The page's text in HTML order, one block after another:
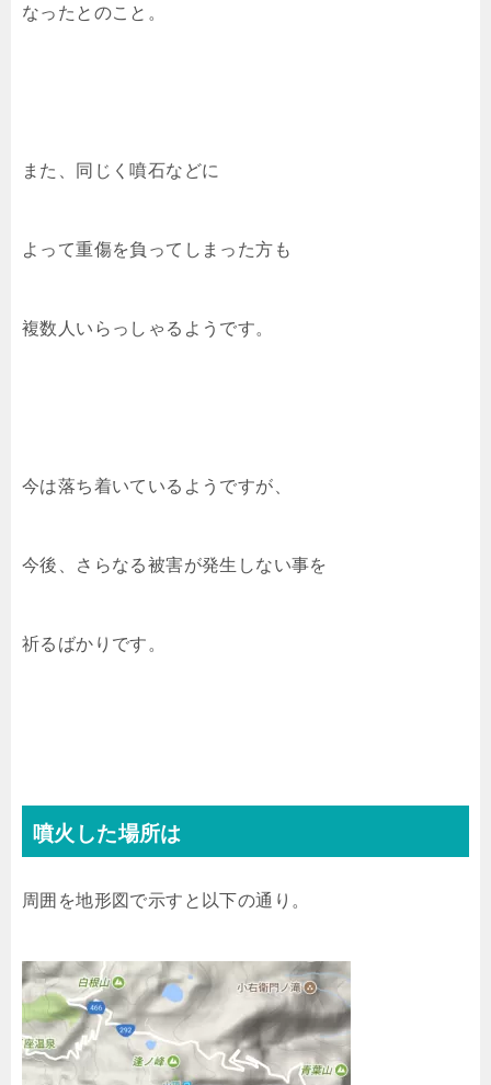
なったとのこと。
また、同じく噴石などに
よって重傷を負ってしまった方も
複数人いらっしゃるようです。
今は落ち着いているようですが、
今後、さらなる被害が発生しない事を
祈るばかりです。
噴火した場所は
周囲を地形図で示すと以下の通り。